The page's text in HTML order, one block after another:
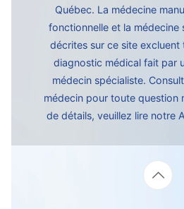
Québec. La médecine
fonctionnelle et la médecine
décrites sur ce site
diagnostic médical fait par
médecin spécialiste.
médecin pour toute question
de détails, veuillez lire notre